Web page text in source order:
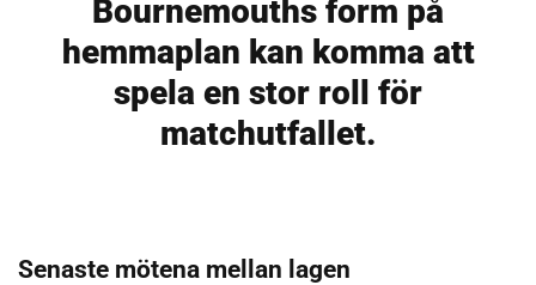
Bournemouths form på
hemmaplan kan komma att
spela en stor roll för
matchutfallet.
Senaste mötena mellan lagen